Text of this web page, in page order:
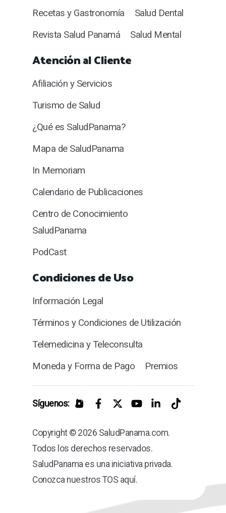
Recetas y Gastronomía
Salud Dental
Revista Salud Panamá
Salud Mental
Atención al Cliente
Afiliación y Servicios
Turismo de Salud
¿Qué es SaludPanama?
Mapa de SaludPanama
In Memoriam
Calendario de Publicaciones
Centro de Conocimiento
SaludPanama
PodCast
Condiciones de Uso
Información Legal
Términos y Condiciones de Utilización
Telemedicina y Teleconsulta
Moneda y Forma de Pago
Premios
Síguenos:
Copyright © 2026 SaludPanama.com.
Todos los derechos reservados.
SaludPanama es una iniciativa privada.
Conozca nuestros TOS aquí.